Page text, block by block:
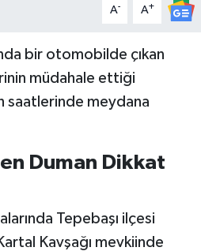
A- A+
bir otomobilde çıkan
müdahale ettiği
saatlerinde meydana
Duman Dikkat
Tepebaşı ilçesi
Kavşağı mevkiinde